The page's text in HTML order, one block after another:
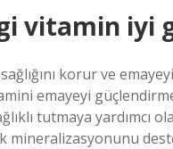
vitamin iyi
korur ve emayeyi
emayeyi
tutmaya yardımcı
mineralizasyonunu